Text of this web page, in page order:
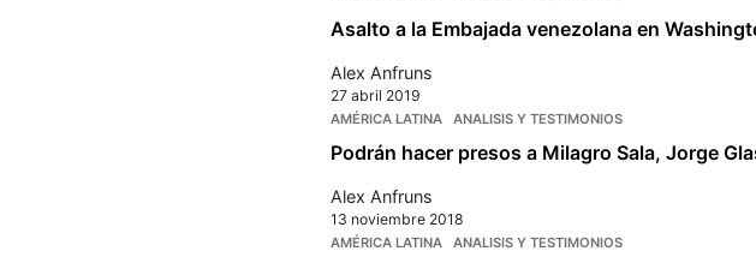
Asalto a la Embajada venezolana en
Alex Anfruns
27 abril 2019
AMÉRICA LATINA ANALISIS Y TESTIMONIOS
Podrán hacer presos a Milagro Sala, Jorge
Alex Anfruns
13 noviembre 2018
AMÉRICA LATINA ANALISIS Y TESTIMONIOS